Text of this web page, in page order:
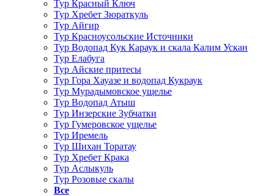
Тур Красный Ключ
Тур Хребет Зюраткуль
Тур Айгир
Тур Красноусольские Источники
Тур Водопад Кук Караук и скала Калим Ускан
Тур Елабуга
Тур Айские притесы
Тур Гора Хауазе и водопад Кукраук
Тур Мурадымовское ущелье
Тур Водопад Атыш
Тур Инзерские Зубчатки
Тур Гумеровское ущелье
Тур Иремель
Тур Шихан Торатау
Тур Хребет Крака
Тур Аслыкуль
Тур Розовые скалы
Все